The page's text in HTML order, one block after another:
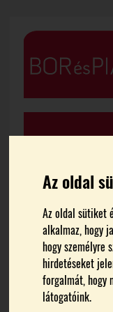
Az oldal
Az oldal sütiket
alkalmaz, hogy
hogy
hirdetéseket
forgalmát, hogy
látogatóink.
FŐOLDAL